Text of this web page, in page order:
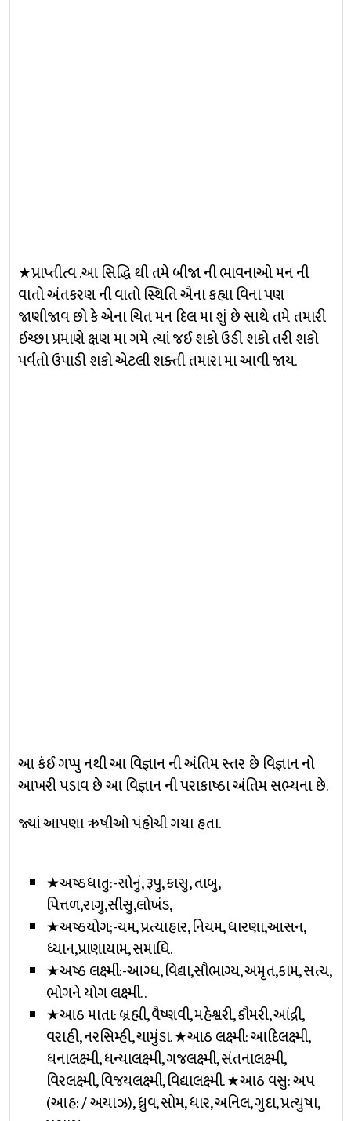
★પ્રાપ્તીત્વ .આ સિદ્ધિ થી તમે બીજા ની ભાવનાઓ મન ની
વાતો અંતકરણ ની વાતો સ્થિતિ ઐના કહ્યા વિના પણ
જાણીજાવ છો કે એના ચિત મન દિલ મા શું છે સાથે તમે તમારી
ઈચ્છા પ્રમાણે ક્ષણ મા ગમે ત્યાં જઈ શકો ઉડી શકો તરી શકો
પર્વતો ઉપાડી શકો એટલી શક્તી તમારા મા આવી જાય.
આ કંઈ ગપ્પુ નથી આ વિજ્ઞાન ની અંતિમ સ્તર છે વિજ્ઞાન નો
આખરી પડાવ છે આ વિજ્ઞાન ની પરાકાષ્ઠા અંતિમ સભ્યના છે.
જ્યાં આપણા ઋષીઓ પંહોચી ગયા હતા.
★અષ્ઠધાતુ:-સોનું, રૂપુ, કાસુ, તાબુ,
પિત્તળ,રાગુ,સીસુ,લોખંડ,
★અષ્ઠયોગ;-યમ, પ્રત્યાહાર, નિયમ, ધારણા,આસન,
ધ્યાન,પ્રાણાયામ, સમાધિ.
★અષ્ઠ લક્ષ્મી:-આગ્ધ, વિદ્યા,સૌભાગ્ય, અમૃત,કામ, સત્ય,
ભોગને યોગ લક્ષ્મી. .
★આઠ માતા: બ્રહ્મી, વૈષ્ણવી, મહેશ્વરી, કૌમરી, આંદ્રી,
વરાહી, નરસિમ્હી, ચામુંડા. ★આઠ લક્ષ્મી: આદિલક્ષ્મી,
ધનાલક્ષ્મી, ધન્યાલક્ષ્મી, ગજલક્ષ્મી, સંતનાલક્ષ્મી,
વિરલક્ષ્મી, વિજયલક્ષ્મી, વિદ્યાલક્ષ્મી. ★આઠ વસુ: અપ
(આહ: / અયાઝ), ધ્રુવ, સોમ, ધાર, અનિલ, ગુદા, પ્રત્યુષા,